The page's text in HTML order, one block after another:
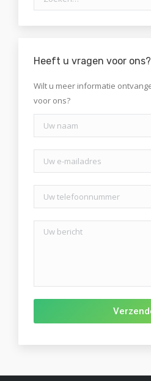
Heeft u vragen voor ons?
Wilt u meer informatie
voor ons?
Gelieve dit veld leeg te laten.